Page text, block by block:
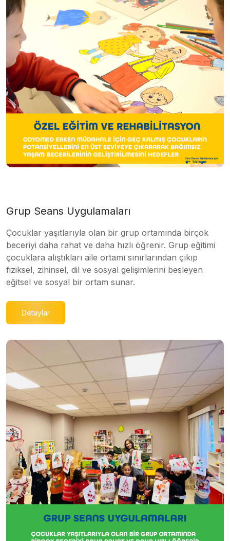
Grup Seans Uygulamaları
Çocuklar yaşıtlarıyla olan bir grup ortamında birçok
beceriyi daha rahat ve daha hızlı öğrenir. Grup eğitimi
çocuklara alıştıkları aile ortamı sınırlarından çıkıp
fiziksel, zihinsel, dil ve sosyal gelişimlerini besleyen
eğitsel ve sosyal bir ortam sunar.
Detaylar